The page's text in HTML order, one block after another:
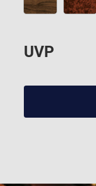
UVP